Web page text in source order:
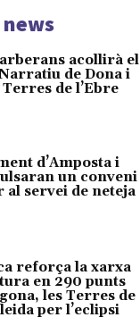
acollirà el
de Dona i
de l’Ebre
d’Amposta i
un conveni
al servei de neteja
reforça la xarxa
en 290 punts
les Terres de
per l’eclipsi